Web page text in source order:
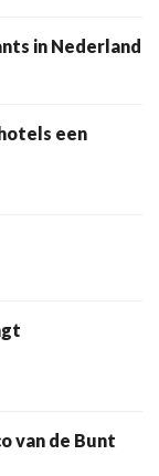
in Nederland
een
van de Bunt